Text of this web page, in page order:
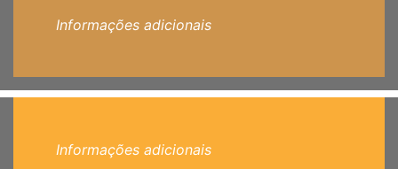
Informações adicionais
Informações adicionais